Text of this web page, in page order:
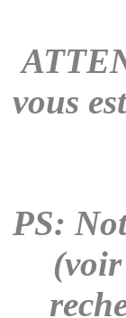
vous
PS: